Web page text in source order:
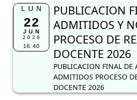
LUN
22
JUN
2026
16:40
PUBLICACION
ADMITIDOS Y
PROCESO DE
DOCENTE 2026
PUBLICACION FINAL DE
ADMITIDOS PROCESO
DOCENTE 2026